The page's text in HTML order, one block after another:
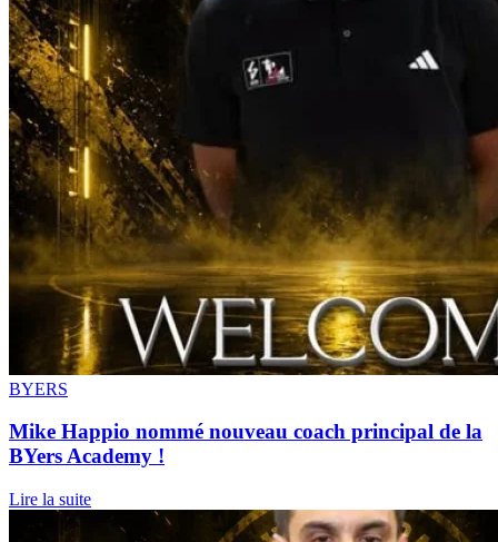
BYERS
Mike Happio nommé nouveau coach principal de la
BYers Academy !
Lire la suite